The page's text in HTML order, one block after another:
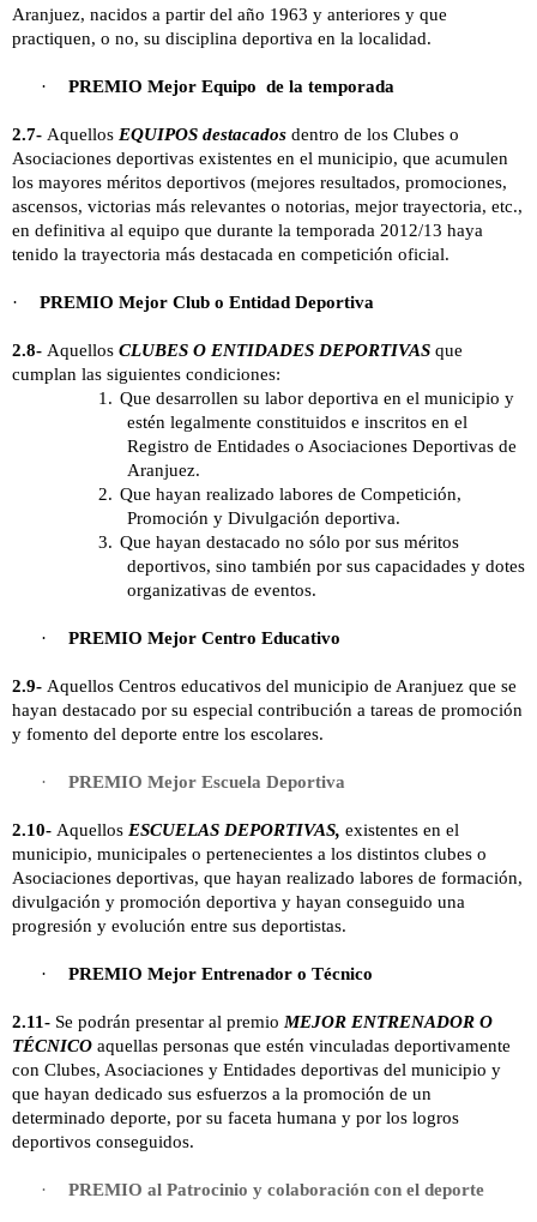
Aranjuez, nacidos a partir del año 1963 y anteriores y que
practiquen, o no, su disciplina deportiva en la localidad.
· PREMIO Mejor Equipo de la temporada
2.7- Aquellos EQUIPOS destacados dentro de los Clubes o
Asociaciones deportivas existentes en el municipio, que acumulen
los mayores méritos deportivos (mejores resultados, promociones,
ascensos, victorias más relevantes o notorias, mejor trayectoria, etc.,
en definitiva al equipo que durante la temporada 2012/13 haya
tenido la trayectoria más destacada en competición oficial.
· PREMIO Mejor Club o Entidad Deportiva
2.8- Aquellos CLUBES O ENTIDADES DEPORTIVAS que
cumplan las siguientes condiciones:
1. Que desarrollen su labor deportiva en el municipio y
estén legalmente constituidos e inscritos en el
Registro de Entidades o Asociaciones Deportivas de
Aranjuez.
2. Que hayan realizado labores de Competición,
Promoción y Divulgación deportiva.
3. Que hayan destacado no sólo por sus méritos
deportivos, sino también por sus capacidades y dotes
organizativas de eventos.
· PREMIO Mejor Centro Educativo
2.9- Aquellos Centros educativos del municipio de Aranjuez que se
hayan destacado por su especial contribución a tareas de promoción
y fomento del deporte entre los escolares.
· PREMIO Mejor Escuela Deportiva
2.10- Aquellos ESCUELAS DEPORTIVAS, existentes en el
municipio, municipales o pertenecientes a los distintos clubes o
Asociaciones deportivas, que hayan realizado labores de formación,
divulgación y promoción deportiva y hayan conseguido una
progresión y evolución entre sus deportistas.
· PREMIO Mejor Entrenador o Técnico
2.11- Se podrán presentar al premio MEJOR ENTRENADOR O
TÉCNICO aquellas personas que estén vinculadas deportivamente
con Clubes, Asociaciones y Entidades deportivas del municipio y
que hayan dedicado sus esfuerzos a la promoción de un
determinado deporte, por su faceta humana y por los logros
deportivos conseguidos.
· PREMIO al Patrocinio y colaboración con el deporte